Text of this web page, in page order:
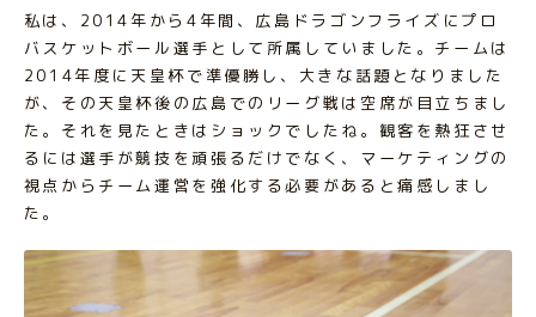
私は、2014年から4年間、広島ドラゴンフライズにプロ
バスケットボール選手として所属していました。チームは
2014年度に天皇杯で準優勝し、大きな話題となりました
が、その天皇杯後の広島でのリーグ戦は空席が目立ちまし
た。それを見たときはショックでしたね。観客を熱狂させ
るには選手が競技を頑張るだけでなく、マーケティングの
視点からチーム運営を強化する必要があると痛感しまし
た。